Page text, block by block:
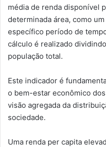
média de renda disponível
determinada área, como
específico período de
cálculo é realizado
população total.
Este indicador é
o bem-estar econômico
visão agregada da
sociedade.
Uma renda per capita